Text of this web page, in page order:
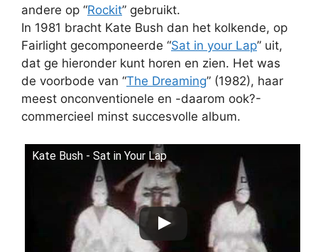
andere op “Rockit” gebruikt.
In 1981 bracht Kate Bush dan het kolkende, op
Fairlight gecomponeerde “Sat in your Lap” uit,
dat ge hieronder kunt horen en zien. Het was
de voorbode van “The Dreaming” (1982), haar
meest onconventionele en -daarom ook?-
commercieel minst succesvolle album.
Kate Bush - Sat in Your Lap